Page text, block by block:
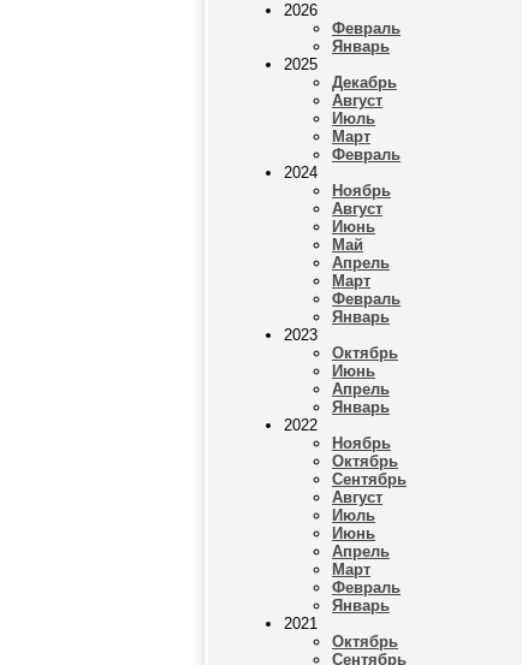
2026
Февраль
Январь
2025
Декабрь
Август
Июль
Март
Февраль
2024
Ноябрь
Август
Июнь
Май
Апрель
Март
Февраль
Январь
2023
Октябрь
Июнь
Апрель
Январь
2022
Ноябрь
Октябрь
Сентябрь
Август
Июль
Июнь
Апрель
Март
Февраль
Январь
2021
Октябрь
Сентябрь